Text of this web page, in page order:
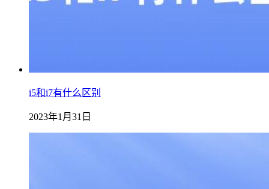
i5和i7有什么区别
2023年1月31日